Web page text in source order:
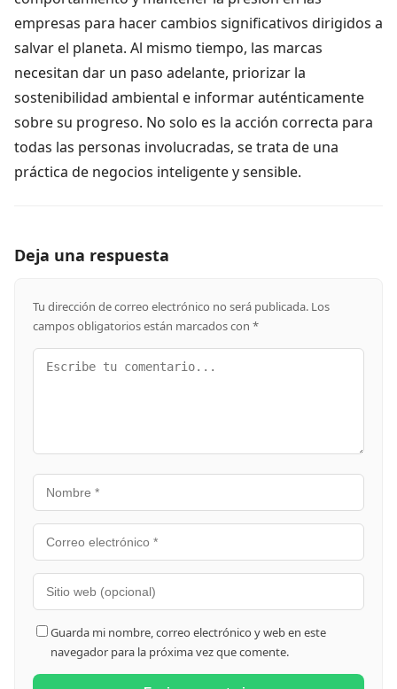
empresas para hacer cambios significativos dirigidos a
salvar el planeta. Al mismo tiempo, las marcas
necesitan dar un paso adelante, priorizar la
sostenibilidad ambiental e informar auténticamente
sobre su progreso. No solo es la acción correcta para
todas las personas involucradas, se trata de una
práctica de negocios inteligente y sensible.
Deja una respuesta
Tu dirección de correo electrónico no será publicada. Los
campos obligatorios están marcados con *
Guarda mi nombre, correo electrónico y web en este
navegador para la próxima vez que comente.